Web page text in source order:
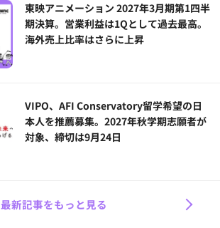
東映アニメーション 2027年3月期第1四半
期決算。営業利益は1Qとして過去最高。
海外売上比率はさらに上昇
VIPO、AFI Conservatory留学希望の日
本人を推薦募集。2027年秋学期志願者が
対象、締切は9月24日
最新記事をもっと見る